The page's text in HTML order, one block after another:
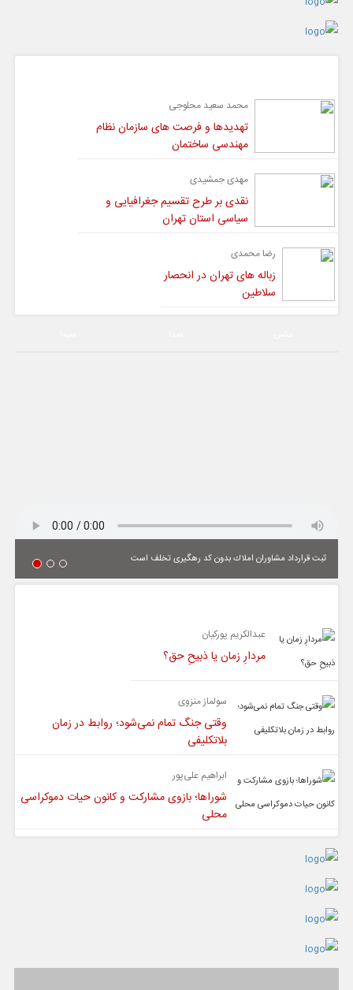
محمد سعید محلوجی
تهدیدها و فرصت های سازمان نظام
مهندسی ساختمان
مهدی جمشیدی
نقدی بر طرح تقسیم جغرافیایی و
سیاسی استان تهران
رضا محمدی
زباله های تهران در انحصار
سلاطین
ثبت قرارداد مشاوران املاك بدون كد رهگیری تخلف است
عبدالکریم پورکیان
مردارِ زمان یا ذبیحِ حق؟
سولماز منزوی
وقتی جنگ تمام نمی‌شود؛ روابط در زمان
بلاتکلیفی
ابراهیم علی‌پور
شوراها؛ بازوی مشارکت و کانون حیات دموکراسی
محلی